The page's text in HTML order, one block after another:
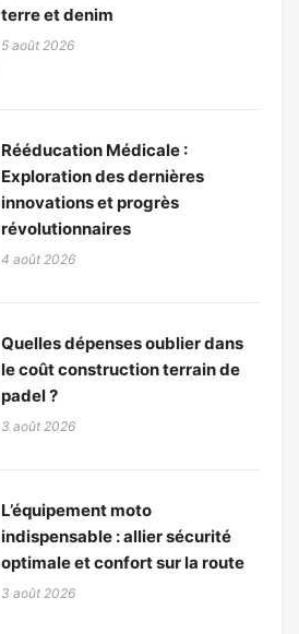
terre et denim
5 août 2026
Rééducation Médicale :
Exploration des dernières
innovations et progrès
révolutionnaires
4 août 2026
Quelles dépenses oublier dans
le coût construction terrain de
padel ?
3 août 2026
L’équipement moto
indispensable : allier sécurité
optimale et confort sur la route
3 août 2026